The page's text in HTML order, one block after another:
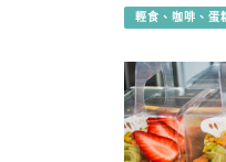
輕食、咖啡、蛋